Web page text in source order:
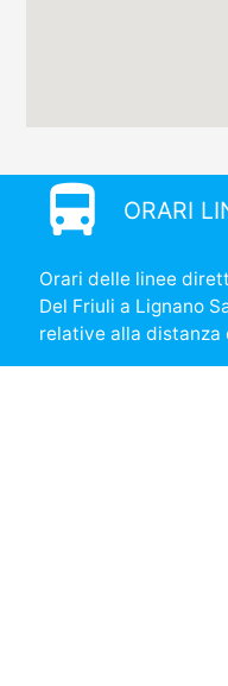
directions_bus ORARI
Orari delle linee
Del Friuli a Lignano
relative alla distanza